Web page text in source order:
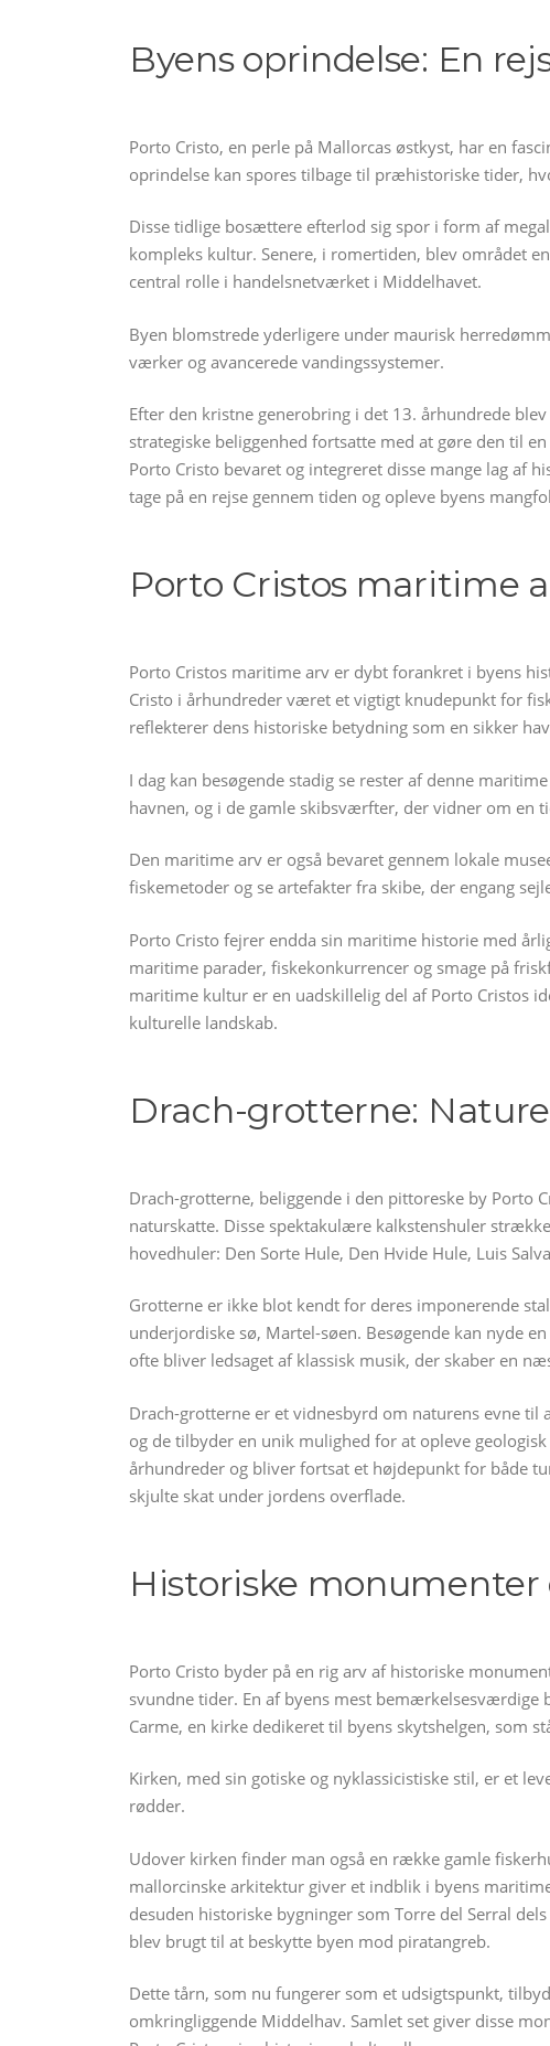
Byens oprindelse: En
Porto Cristo, en perle på Mallorcas østkyst, har en
oprindelse kan spores tilbage til præhistoriske tider,
Disse tidlige bosættere efterlod sig spor i form af
kompleks kultur. Senere, i romertiden, blev området
central rolle i handelsnetværket i Middelhavet.
Byen blomstrede yderligere under maurisk
værker og avancerede vandingssystemer.
Efter den kristne generobring i det 13. århundrede
strategiske beliggenhed fortsatte med at gøre den til
Porto Cristo bevaret og integreret disse mange lag af
tage på en rejse gennem tiden og opleve byens
Porto Cristos maritime
Porto Cristos maritime arv er dybt forankret i byens
Cristo i århundreder været et vigtigt knudepunkt for
reflekterer dens historiske betydning som en sikker
I dag kan besøgende stadig se rester af denne
havnen, og i de gamle skibsværfter, der vidner om en
Den maritime arv er også bevaret gennem lokale
fiskemetoder og se artefakter fra skibe, der engang
Porto Cristo fejrer endda sin maritime historie med
maritime parader, fiskekonkurrencer og smage på
maritime kultur er en uadskillelig del af Porto Cristos
kulturelle landskab.
Drach-grotterne:
Drach-grotterne, beliggende i den pittoreske by Porto
naturskatte. Disse spektakulære kalkstenshuler
hovedhuler: Den Sorte Hule, Den Hvide Hule, Luis
Grotterne er ikke blot kendt for deres imponerende
underjordiske sø, Martel-søen. Besøgende kan nyde
ofte bliver ledsaget af klassisk musik, der skaber en
Drach-grotterne er et vidnesbyrd om naturens evne
og de tilbyder en unik mulighed for at opleve
århundreder og bliver fortsat et højdepunkt for både
skjulte skat under jordens overflade.
Historiske
Porto Cristo byder på en rig arv af historiske
svundne tider. En af byens mest bemærkelsesværdige
Carme, en kirke dedikeret til byens skytshelgen, som
Kirken, med sin gotiske og nyklassicistiske stil, er et
rødder.
Udover kirken finder man også en række gamle
mallorcinske arkitektur giver et indblik i byens
desuden historiske bygninger som Torre del Serral
blev brugt til at beskytte byen mod piratangreb.
Dette tårn, som nu fungerer som et udsigtspunkt,
omkringliggende Middelhav. Samlet set giver disse